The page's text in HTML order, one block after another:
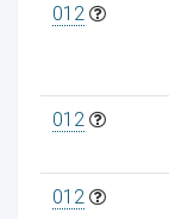
012
012
012